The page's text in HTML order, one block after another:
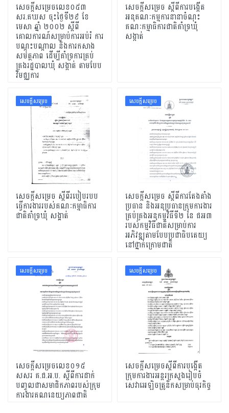
សេចក្តីសម្រេចលេខ០៥៣
សរ.គឃស ចុះថ្ងៃទី២៩ ខែ
មេសា ឆ្នាំ ២០០២ ស្តីពី
គោលការណ៍សម្រាប់ការអប់រំ ការ
បណ្តុះបណ្តាល និងការកសាង
សមត្ថភាព ដើម្បីគាំទ្រការគ្រប់
គ្រងរដ្ឋបាលឃុំ សង្កាត់ តាមបែប
វិមជ្ឈការ
សេចក្តីសម្រេច ស្តីពីការបង្កើត
អនុគណៈកម្មការនានាចំណុះ
គណៈកម្មាធិការជាតិគាំទ្រឃុំ
សង្កាត់
សេចក្ដីសម្រេច
សេចក្តីសម្រេច ស្តីពីរបៀបរបប
ធ្វើការងាររបស់គណៈកម្មាធិការ
ជាតិគាំទ្រឃុំ សង្គាត់
សេចក្ដីសម្រេច
សេចក្តីសម្រេច ស្តីពីការតែងតាំង
ប្រធាន និងអនុប្រធានក្រុមការងារ
គ្រប់គ្រងអនុកម្មវិធីទី២ នៃ ផអ៣
របស់កម្មវិធីជាតិសម្រាប់ការ
អភិវឌ្ឍតាមបែបប្រជាធិបតេយ្យ
នៅថ្នាក់ក្រោមជាតិ
សេចក្ដីសម្រេច
សេចក្តីសម្រេចលេខ០១៥
សសរ គ.ជ.អ.ប. ស្តីពីការដាក់
បញ្ចូលជាសមាជិកភាពរបស់ក្រុម
ការងារគណនេយ្យភាពជាតិ
សេចក្ដីសម្រេច
សេចក្តីសម្រេចស្តីពីការបង្កើត
ក្រុមការងារអន្តរក្រសួងរៀបចំ
សេវាអេឡិចត្រូនិកសម្រាប់ធុរកិច្ច